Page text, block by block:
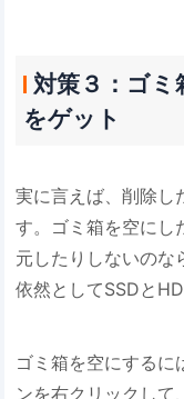
対策３：ゴ
をゲット
実に言えば、削除し
す。ゴミ箱を空にし
元したりしないのな
依然としてSSDと
ゴミ箱を空にするに
ンを右クリックして、